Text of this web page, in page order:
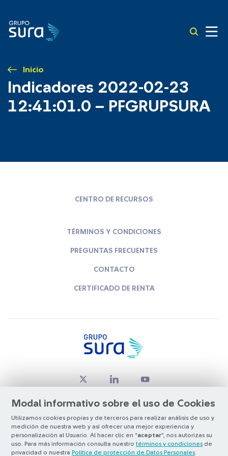
Inicio
Indicadores 2022-02-23
12:41:01.0 – PFGRUPSURA
Modal informativo sobre el uso de Cookies
Utilizamos cookies propias y de terceros para realizar análisis de uso y
medición de nuestra web y así ofrecer una mejor experiencia y
personalización al Usuario. Al hacer clic en “aceptar”, nos autorizas su
uso. Para más información consulta nuestro términos y condiciones de
privacidad o nuestra Política de protección de Datos Personales
CENTRO DE RECURSOS
TÉRMINOS Y CONDICIONES
PREGUNTAS FRECUENTES
CONTACTO
CERTIFICADO DE RENTA
© Copyright Grupo SURA 2026